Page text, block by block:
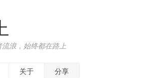
流浪，始终都在路上
关于 分享